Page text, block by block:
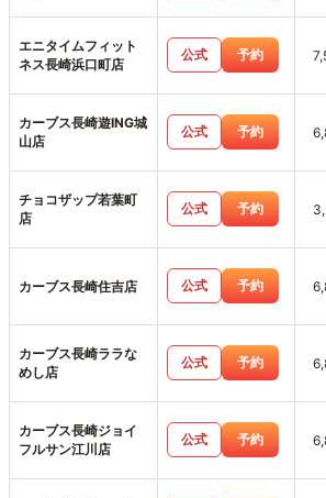
エニタイムフィット
ネス長崎浜口町店
公式 予約
カーブス長崎遊ING城
山店
公式 予約
チョコザップ若葉町
店
公式 予約
カーブス長崎住吉店 公式 予約
カーブス長崎ララな
めし店
公式 予約
カーブス長崎ジョイ
フルサン江川店
公式 予約